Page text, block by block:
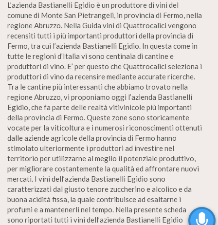
L’azienda Bastianelli Egidio è un produttore di vini del
comune di Monte San Pietrangeli, in provincia di Fermo, nella
regione Abruzzo. Nella Guida vini di Quattrocalici vengono
recensiti tutti i più importanti produttori della provincia di
Fermo, tra cui l’azienda Bastianelli Egidio. In questa come in
tutte le regioni d’Italia vi sono centinaia di cantine e
produttori di vino. E’ per questo che Quattrocalici seleziona i
produttori di vino da recensire mediante accurate ricerche.
Tra le cantine più interessanti che abbiamo trovato nella
regione Abruzzo, vi proponiamo oggi l’azienda Bastianelli
Egidio, che fa parte delle realtà vitivinicole più importanti
della provincia di Fermo. Queste zone sono storicamente
vocate per la viticoltura e i numerosi riconoscimenti ottenuti
dalle aziende agricole della provincia di Fermo hanno
stimolato ulteriormente i produttori ad investire nel
territorio per utilizzarne al meglio il potenziale produttivo,
per migliorare costantemente la qualità ed affrontare nuovi
mercati. I vini dell’azienda Bastianelli Egidio sono
caratterizzati dal giusto tenore zuccherino e alcolico e da
buona acidità fissa, la quale contribuisce ad esaltarne i
profumi e a mantenerli nel tempo. Nella presente scheda
sono riportati tutti i vini dell’azienda Bastianelli Egidio